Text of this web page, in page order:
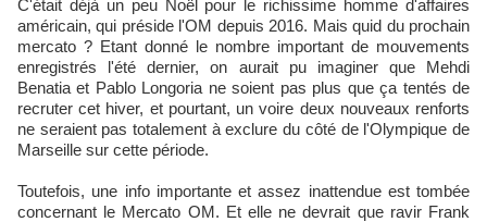
C'était déjà un peu Noël pour le richissime homme d'affaires
américain, qui préside l'OM depuis 2016. Mais quid du prochain
mercato ? Etant donné le nombre important de mouvements
enregistrés l'été dernier, on aurait pu imaginer que Mehdi
Benatia et Pablo Longoria ne soient pas plus que ça tentés de
recruter cet hiver, et pourtant, un voire deux nouveaux renforts
ne seraient pas totalement à exclure du côté de l'Olympique de
Marseille sur cette période.
Toutefois, une info importante et assez inattendue est tombée
concernant le Mercato OM. Et elle ne devrait que ravir Frank